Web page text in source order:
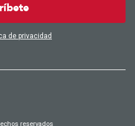
de privacidad
reservados